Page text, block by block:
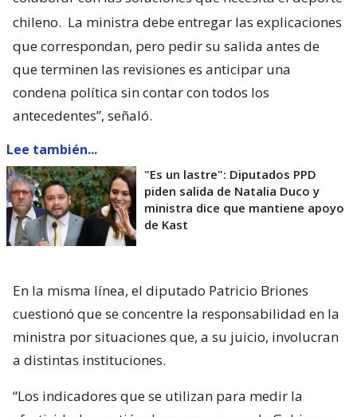
chileno. La ministra debe entregar las explicaciones
que correspondan, pero pedir su salida antes de
que terminen las revisiones es anticipar una
condena política sin contar con todos los
antecedentes”, señaló.
Lee también...
"Es un lastre": Diputados PPD
piden salida de Natalia Duco y
ministra dice que mantiene apoyo
de Kast
En la misma línea, el diputado Patricio Briones
cuestionó que se concentre la responsabilidad en la
ministra por situaciones que, a su juicio, involucran
a distintas instituciones.
“Los indicadores que se utilizan para medir la